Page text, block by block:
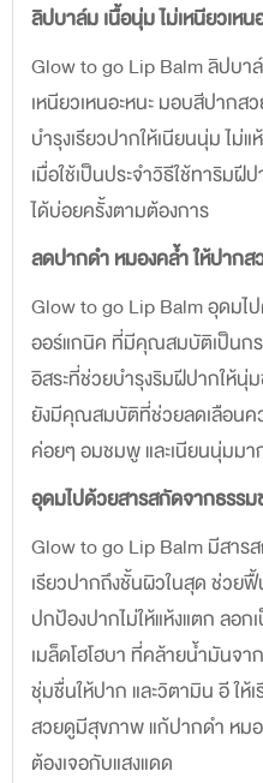
ลิปบาล์ม เนื้อนุ่ม ไม่เหนียวเหน
Glow to go Lip Balm ลิปบา
เหนียวเหนอะหนะ มอบสีปาก
บำรุงเรียวปากให้เนียนนุ่ม ไม่แ
เมื่อใช้เป็นประจำวิธีใช้ทาริม
ได้บ่อยครั้งตามต้องการ
ลดปากดำ หมองคล้ำ ให้ปาก
Glow to go Lip Balm อุดมไ
ออร์แกนิค ที่มีคุณสมบัติเป็นกร
อิสระที่ช่วยบำรุงริมฝีปากให้
ยังมีคุณสมบัติที่ช่วยลดเลือนค
ค่อยๆ อมชมพู และเนียนนุ่มมา
อุดมไปด้วยสารสกัดจากธรรม
Glow to go Lip Balm มีสาร
เรียวปากถึงชั้นผิวในสุด ช่ว
ปกป้องปากไม่ให้แห้งแตก ลอ
เมล็ดโฮโฮบา ที่คล้ายน้ำมันจ
ชุ่มชื่นให้ปาก และวิตามิน อี ให้
สวยดูมีสุขภาพ แก้ปากดำ ห
ต้องเจอกับแสงแดด